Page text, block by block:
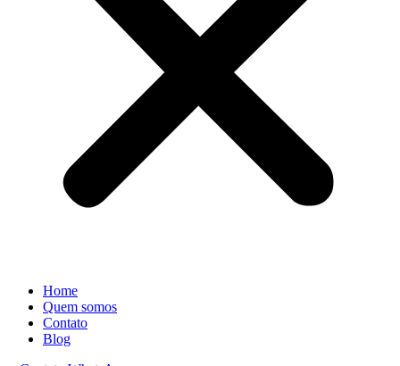
Home
Quem somos
Contato
Blog